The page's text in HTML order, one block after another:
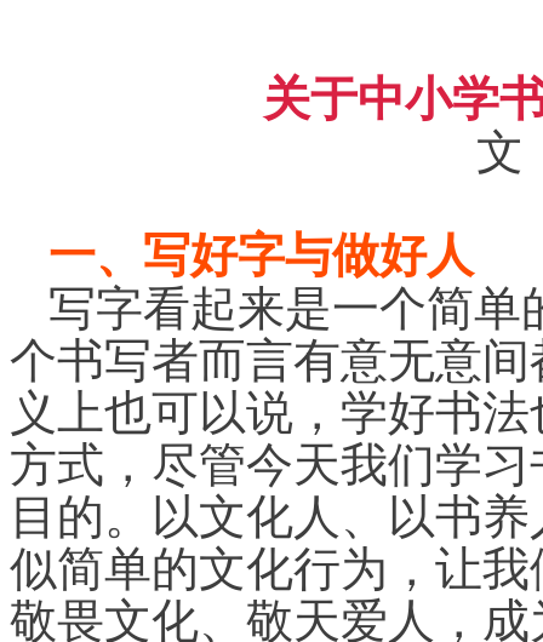
关于中小学
一、写好字与做好人
写字看起来是一个简
个书写者而言有意无意
义上也可以说，学好书
方式，尽管今天我们学
目的。以文化人、以书
似简单的文化行为，让
敬畏文化、敬天爱人，